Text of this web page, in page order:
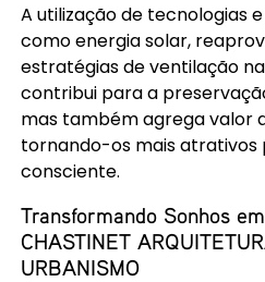
A utilização de tecnologias
como energia solar,
estratégias de ventilação
contribui para a
mas também agrega valor
tornando-os mais atrativos
consciente.
Transformando Sonhos
CHASTINET
URBANISMO